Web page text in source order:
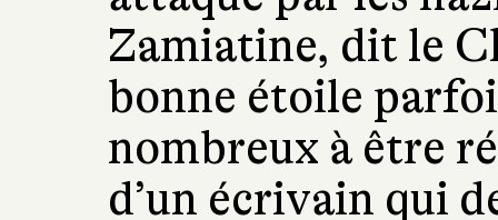
Zamiatine, dit le
bonne étoile
nombreux à être
d’un écrivain qui